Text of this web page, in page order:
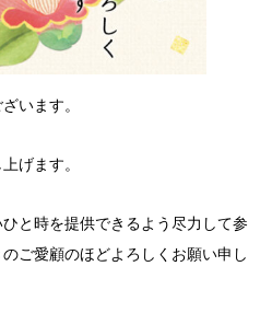
います。
げます。
と時を提供できるよう尽力して参
ご愛顧のほどよろしくお願い申し